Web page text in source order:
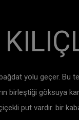
yolu geçer. Bu
birleştiği göksuya
put vardır. bir